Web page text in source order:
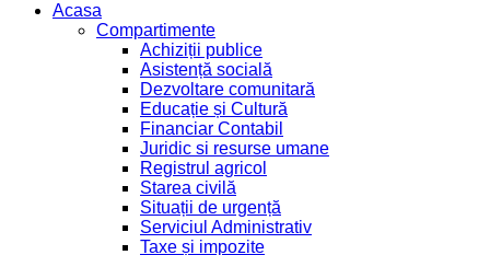
Acasa
Compartimente
Achiziții publice
Asistență socială
Dezvoltare comunitară
Educație și Cultură
Financiar Contabil
Juridic si resurse umane
Registrul agricol
Starea civilă
Situații de urgență
Serviciul Administrativ
Taxe și impozite